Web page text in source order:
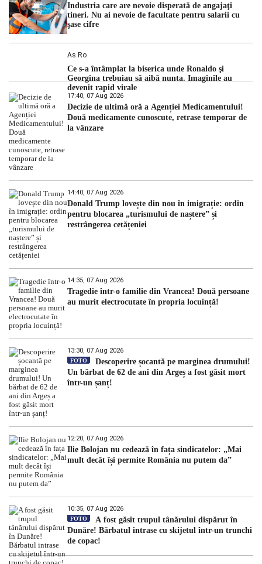
Industria care are nevoie disperată de angajaţi
tineri. Nu ai nevoie de facultate pentru salarii cu
şase cifre
As.ro
Ce s-a întâmplat la biserica unde Ronaldo şi
Georgina trebuiau să aibă nunta. Imaginile au
devenit rapid virale
17:40, 07 Aug 2026
Decizie de ultimă oră a Agenției Medicamentului!
Două medicamente cunoscute, retrase temporar de
la vânzare
14:40, 07 Aug 2026
Donald Trump lovește din nou în imigrație: ordin
pentru blocarea „turismului de naștere” și
restrângerea cetățeniei
14:35, 07 Aug 2026
Tragedie într-o familie din Vrancea! Două persoane
au murit electrocutate în propria locuință!
13:30, 07 Aug 2026
FOTO
Descoperire șocantă pe marginea drumului!
Un bărbat de 62 de ani din Argeș a fost găsit mort
într-un șanț!
12:20, 07 Aug 2026
Ilie Bolojan nu cedează în fața sindicatelor: „Mai
mult decât își permite România nu putem da”
10:35, 07 Aug 2026
FOTO
A fost găsit trupul tânărului dispărut în
Dunăre! Bărbatul intrase cu skijetul într-un trunchi
de copac!